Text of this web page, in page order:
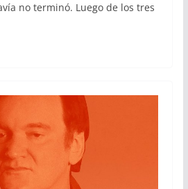
no terminó. Luego de los tres